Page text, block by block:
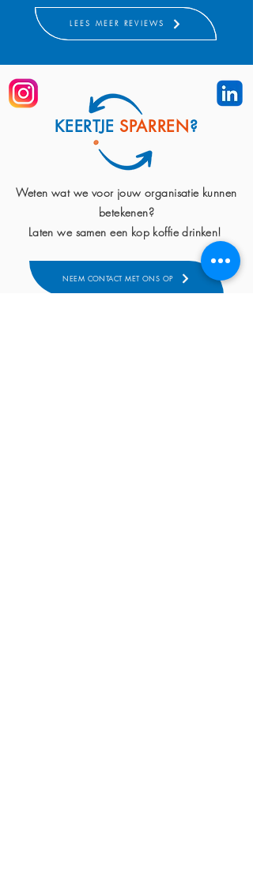
LEES MEER REVIEWS
KEERTJESPARREN?
Weten wat we voor jouw organisatie kunnen
betekenen?
Laten we samen een kop koffie drinken!
NEEM CONTACT MET ONS OP